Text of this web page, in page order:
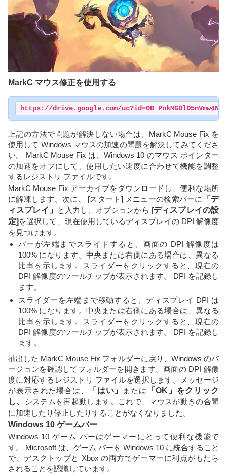
MarkC マウス修正を使用する
https://drive.google.com/
上記の方法で問題が解決しない場合は、MarkC Mouse Fix を
使用して Windows マウスの加速の問題を解決してみてくださ
い。 MarkC Mouse Fix は、Windows 10 のマウス ポインター
の加速をオフにして、使用したい速度に合わせて機能を調整
するレジストリ ファイルです。
MarkC Mouse Fix アーカイブをダウンロードし、便利な場所
に解凍します。次に、 [スタート] メニューの検索バーに
「デ
ィスプレイ」
と入力し、オプションから [ディスプレイの設
定] を選択して、現在使用しているディスプレイの DPI 解像度
を見つけます。
バーが左端までスライドすると、画面の DPI 解像度は
100% になります。中央または右側にある場合は、異なる
比率を示します。スライダーをクリックすると、現在の
DPI 解像度のツールチップが表示されます。 DPI を記録し
ます。
スライダーを左端まで移動すると、ディスプレイ DPI は
100% になります。中央または右側にある場合は、異なる
比率を示します。スライダーをクリックすると、現在の
DPI 解像度のツールチップが表示されます。 DPI を記録し
ます。
抽出した MarkC Mouse Fix フォルダーに戻り、Windows のバ
ージョンを確認してフォルダーを開きます。画面の DPI 解像
度に対応するレジストリ ファイルを選択します。メッセージ
が表示された場合は、
「はい」 または
「OK」をクリック
し、 システムを再起動します。これで、マウスが動きの合間
に加速したり停止したりすることがなくなりました。
Windows 10 ゲームバー
Windows 10 ゲーム バーはゲーマーにとって便利な機能で
す。 Microsoft は、ゲーム バーを Windows 10 に統合すること
で、デスクトップと Xbox の両方でゲーマーに利点がもたら
されることを認識しています。